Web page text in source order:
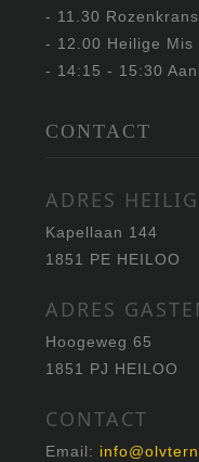
- 11.30 Rozenkrans
- 12.00 Heilige Mis
- 14:15 - 15:30
CONTACT
ADRES
Kapellaan 144
1851 PE HEILOO
ADRES
Hoogeweg 65
1851 PJ HEILOO
CONTACT
Email: